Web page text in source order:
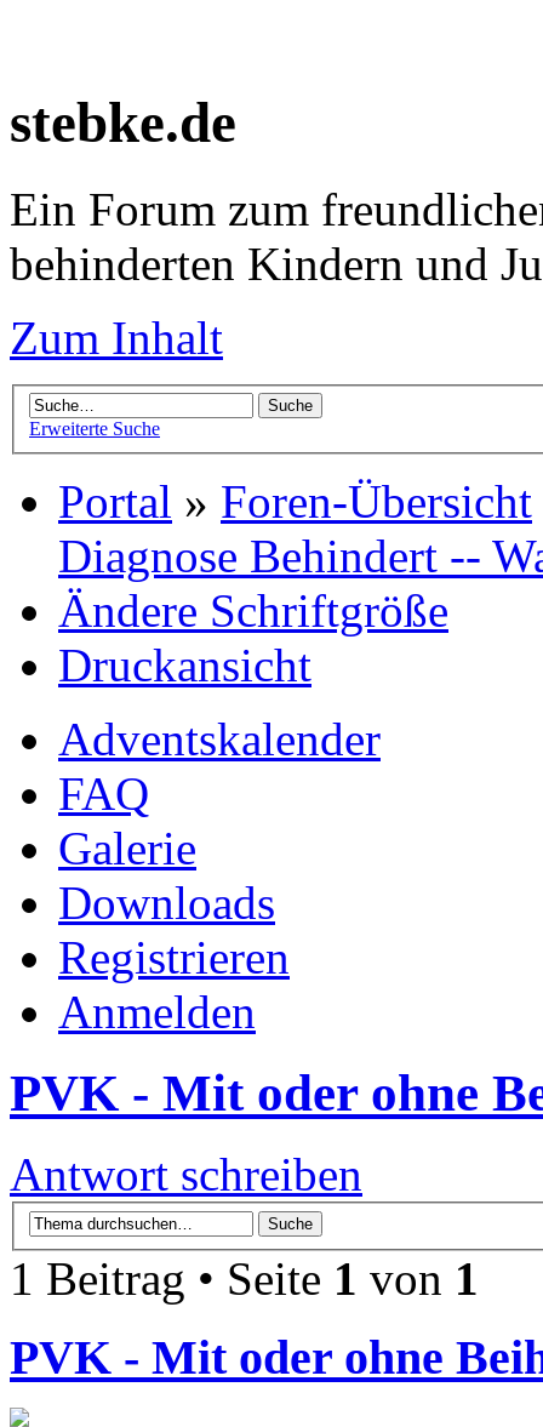
stebke.de
Ein Forum zum
behinderten Kindern und
Zum Inhalt
Erweiterte Suche
Portal » Foren-Übersicht
Diagnose Behindert --
Ändere Schriftgröße
Druckansicht
Adventskalender
FAQ
Galerie
Downloads
Registrieren
Anmelden
PVK - Mit oder ohne
Antwort schreiben
1 Beitrag • Seite 1 von 1
PVK - Mit oder ohne